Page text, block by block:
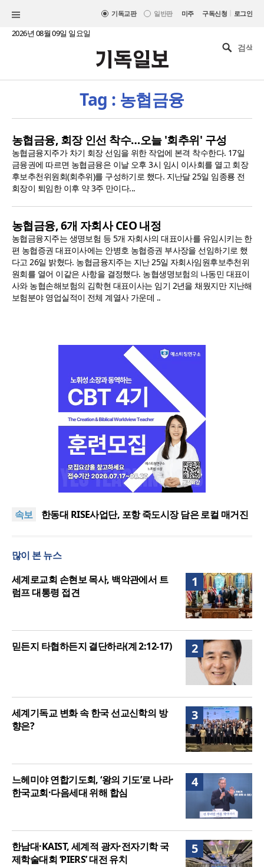
기독교판 일반판 미주 구독신청 | 로그인
2026년 08월 09일 일요일
Tag : 농협금융
농협금융, 회장 인선 착수…오늘 '회추위' 구성
농협금융지주가 차기 회장 선임을 위한 작업에 본격 착수한다. 17일
금융권에 따르면 농협금융은 이날 오후 3시 임시 이사회를 열고 회장
후보추천위원회(회추위)를 구성하기로 했다. 지난달 25일 임종룡 전
회장이 퇴임한 이후 약 3주 만이다...
농협금융, 6개 자회사 CEO 내정
농협금융지주는 생명보험 등 5개 자회사의 대표이사를 유임시키는 한
편 농협증권 대표이사에는 안병호 농협증권 부사장을 선임하기로 했
다고 26일 밝혔다. 농협금융지주는 지난 25일 자회사임원후보추천위
원회를 열어 이같은 사항을 결정했다. 농협생명보험의 나동민 대표이
사와 농협손해보험의 김학현 대표이사는 임기 2년을 채웠지만 지난해
보험분야 영업실적이 전체 계열사 가운데 ..
속보
느헤미야 연합기도회, ‘왕의 기도’로 나라·한국교회·다
여”
한동대 RISE사업단, 포항 죽도시장 담은 로컬 매거진
느헤미야 연합기도회, ‘왕의 기도’로 나라·한국교회·다
세기총 “자유를 지키며 하나 된 희망의 미래를 향하
여”
많이 본 뉴스
1
세계로교회 손현보 목사, 백악관에서 트
럼프 대통령 접견
2
믿든지 타협하든지 결단하라(계 2:12-17)
3
세계기독교 변화 속 한국 선교신학의 방
향은?
4
느헤미야 연합기도회, ‘왕의 기도’로 나라·
한국교회·다음세대 위해 합심
5
한남대·KAIST, 세계적 광자·전자기학 국
제학술대회 ‘PIERS’ 대전 유치